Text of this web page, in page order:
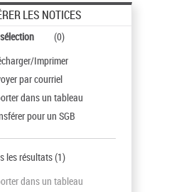
LES NOTICES
(0)
Imprimer
par courriel
dans un tableau
pour un SGB
les résultats(1)
dans un tableau